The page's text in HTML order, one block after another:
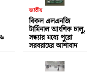
জাতীয়
বিকল এলএনজি
টার্মিনাল আংশিক চালু,
সন্ধ্যার মধ্যে পুরো
সরবরাহের আশাবাদ